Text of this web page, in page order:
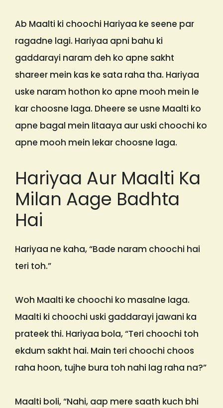
Ab Maalti ki choochi Hariyaa ke seene par
ragadne lagi. Hariyaa apni bahu ki
gaddarayi naram deh ko apne sakht
shareer mein kas ke sata raha tha. Hariyaa
uske naram hothon ko apne mooh mein le
kar choosne laga. Dheere se usne Maalti ko
apne bagal mein litaaya aur uski choochi ko
apne mooh mein lekar choosne laga.
Hariyaa Aur Maalti Ka
Milan Aage Badhta
Hai
Hariyaa ne kaha, “Bade naram choochi hai
teri toh.”
Woh Maalti ke choochi ko masalne laga.
Maalti ki choochi uski gaddarayi jawani ka
prateek thi. Hariyaa bola, “Teri choochi toh
ekdum sakht hai. Main teri choochi choos
raha hoon, tujhe bura toh nahi lag raha na?”
Maalti boli, “Nahi, aap mere saath kuch bhi